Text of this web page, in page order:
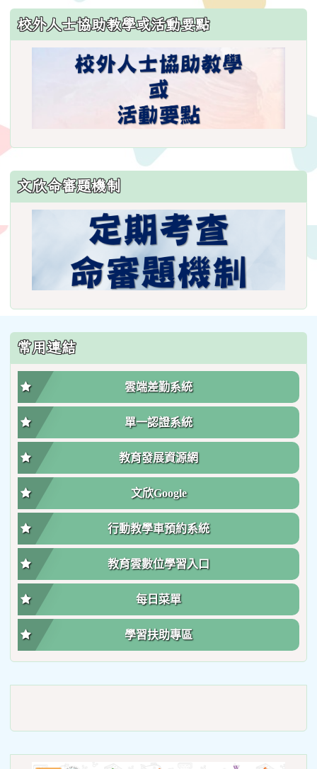
ncsn=11&nsn=29
\
校外人士協助教學或活動要點
文欣命審題機制
常用連結
雲端差勤系統
單一認證系統
教育發展資源網
文欣Google
行動教學車預約系統
教育雲數位學習入口
每日菜單
學習扶助專區